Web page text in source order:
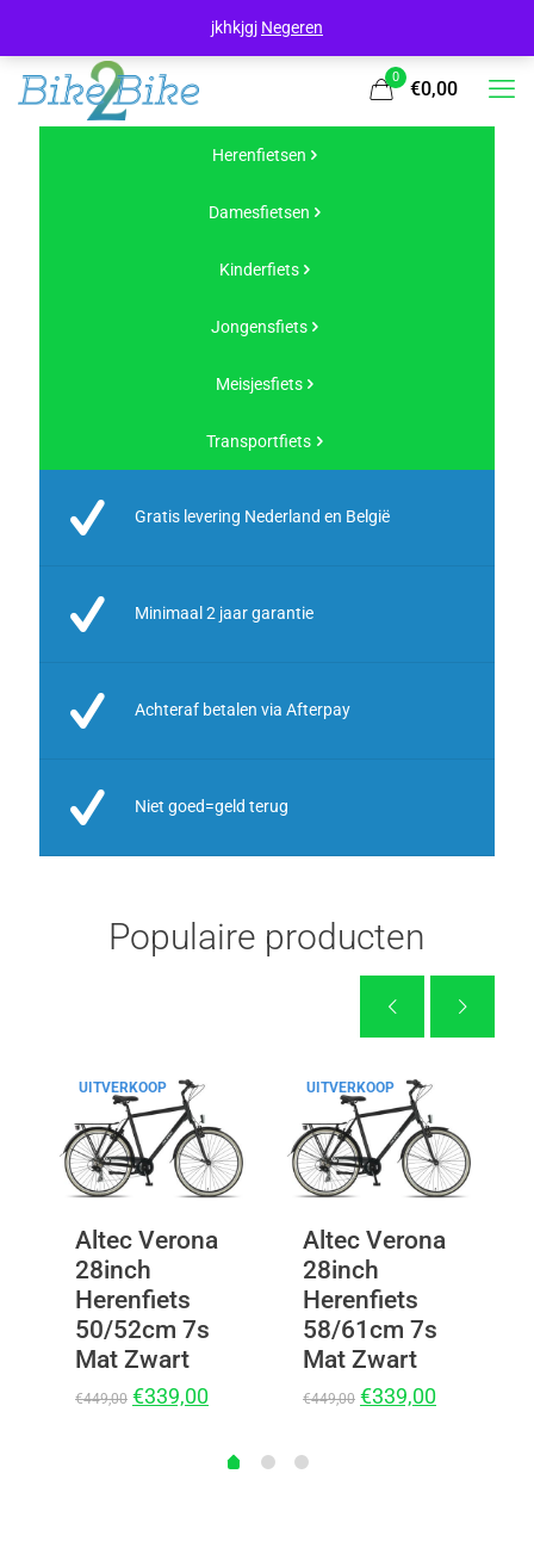
0
€0,00
Herenfietsen
Damesfietsen
Kinderfiets
Jongensfiets
Meisjesfiets
Transportfiets
Gratis levering Nederland en België
Minimaal 2 jaar garantie
Achteraf betalen via Afterpay
Niet goed=geld terug
Populaire producten
UITVERKOOP
Altec Verona
28inch
Herenfiets
50/52cm 7s
Mat Zwart
€449,00 €339,00
UITVERKOOP
Altec Verona
28inch
Herenfiets
58/61cm 7s
Mat Zwart
€449,00 €339,00
jkhkjgj Negeren